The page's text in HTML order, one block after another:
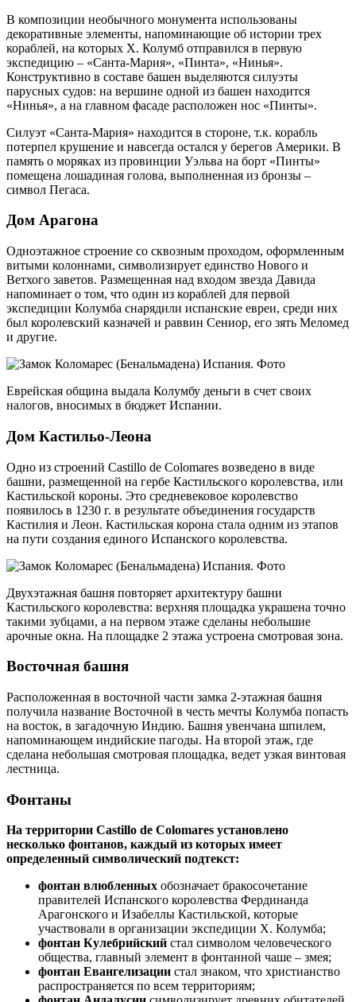
В композиции необычного монумента использованы
декоративные элементы, напоминающие об истории трех
кораблей, на которых Х. Колумб отправился в первую
экспедицию – «Санта-Мария», «Пинта», «Нинья».
Конструктивно в составе башен выделяются силуэты
парусных судов: на вершине одной из башен находится
«Нинья», а на главном фасаде расположен нос «Пинты».
Силуэт «Санта-Мария» находится в стороне, т.к. корабль
потерпел крушение и навсегда остался у берегов Америки. В
память о моряках из провинции Уэльва на борт «Пинты»
помещена лошадиная голова, выполненная из бронзы –
символ Пегаса.
Дом Арагона
Одноэтажное строение со сквозным проходом, оформленным
витыми колоннами, символизирует единство Нового и
Ветхого заветов. Размещенная над входом звезда Давида
напоминает о том, что один из кораблей для первой
экспедиции Колумба снарядили испанские евреи, среди них
был королевский казначей и раввин Сениор, его зять Меломед
и другие.
Еврейская община выдала Колумбу деньги в счет своих
налогов, вносимых в бюджет Испании.
Дом Кастильо-Леона
Одно из строений Castillo de Colomares возведено в виде
башни, размещенной на гербе Кастильского королевства, или
Кастильской короны. Это средневековое королевство
появилось в 1230 г. в результате объединения государств
Кастилия и Леон. Кастильская корона стала одним из этапов
на пути создания единого Испанского королевства.
Двухэтажная башня повторяет архитектуру башни
Кастильского королевства: верхняя площадка украшена точно
такими зубцами, а на первом этаже сделаны небольшие
арочные окна. На площадке 2 этажа устроена смотровая зона.
Восточная башня
Расположенная в восточной части замка 2-этажная башня
получила название Восточной в честь мечты Колумба попасть
на восток, в загадочную Индию. Башня увенчана шпилем,
напоминающем индийские пагоды. На второй этаж, где
сделана небольшая смотровая площадка, ведет узкая винтовая
лестница.
Фонтаны
На территории Castillo de Colomares установлено
несколько фонтанов, каждый из которых имеет
определенный символический подтекст:
фонтан влюбленных обозначает бракосочетание
правителей Испанского королевства Фердинанда
Арагонского и Изабеллы Кастильской, которые
участвовали в организации экспедиции Х. Колумба;
фонтан Кулебрийский стал символом человеческого
общества, главный элемент в фонтанной чаше – змея;
фонтан Евангелизации стал знаком, что христианство
распространяется по всем территориям;